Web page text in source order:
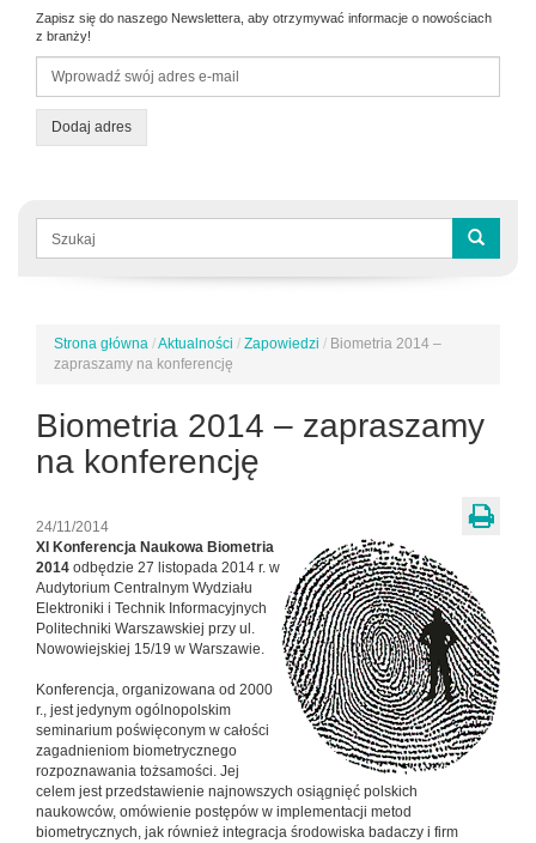
Zapisz się do naszego Newslettera, aby otrzymywać informacje o nowościach
z branży!
Dodaj adres
Formularz
wyszukiwania
Jesteś
tutaj
Strona główna /Aktualności / Zapowiedzi / Biometria 2014 –
zapraszamy na konferencję
Biometria 2014 – zapraszamy
na konferencję
24/11/2014
XI Konferencja Naukowa Biometria
2014 odbędzie 27 listopada 2014 r. w
Audytorium Centralnym Wydziału
Elektroniki i Technik Informacyjnych
Politechniki Warszawskiej przy ul.
Nowowiejskiej 15/19 w Warszawie.
Konferencja, organizowana od 2000
r., jest jedynym ogólnopolskim
seminarium poświęconym w całości
zagadnieniom biometrycznego
rozpoznawania tożsamości. Jej
celem jest przedstawienie najnowszych osiągnięć polskich
naukowców, omówienie postępów w implementacji metod
biometrycznych, jak również integracja środowiska badaczy i firm